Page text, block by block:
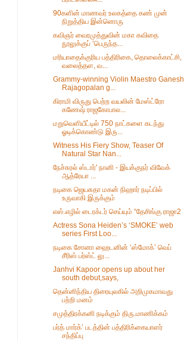
90களின் மாணவர் உலகத்தை கண் முன்
நிறுத்திய இன்னொரு
கவிஞர் வைரமுத்துவின் மகா கவிதை
நூலுக்குப் ‘பெருந்த...
மரியாதைக்குரிய பத்திரிகை, தொலைக்காட்சி,
வலைத்தள, வ...
Grammy-winning Violin Maestro Ganesh
Rajagopalan g...
கிராமி விருது பெற்ற வயலின் மேஸ்ட்ரோ
கணேஷ் ராஜகோபால...
மறுவெளியீட்டில் 750 நாட்களை கடந்து
ஓடிக்கொண்டு இரு...
Witness His Fiery Show, Teaser Of
Natural Star Nan...
நேச்சுரல் ஸ்டார்' நானி - இயக்குநர் விவேக்
ஆத்ரேயா ...
நடிகை ஜெயசுதா மகன் நிஹார் நடிப்பில்
உருவாகி இருக்கும்
எஸ்.எழில் டைரக்டர் செய்யும் “தேசிங்கு ராஜா2
Actress Sona Heiden’s ‘SMOKE’ web
series First Loo...
நடிகை சோனா ஹைடனின் ‘ஸ்மோக்’ வெப்
சீரிஸ் பர்ஸ்ட் லு...
Janhvi Kapoor opens up about her
south debut,says,
தென்னிந்திய திரையுலகில் அறிமுகமாவது
பற்றி மனம்
சமுத்திரக்கனி நடிக்கும் திரு.மாணிக்கம்
பர்த் மார்க்’ படத்தின் பத்திரிக்கையாளர்
சந்திப்பு